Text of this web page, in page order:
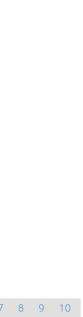
8 9
10